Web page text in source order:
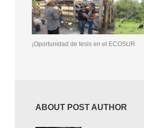
¡Oportunidad de tesis en el ECOSUR
ABOUT POST AUTHOR